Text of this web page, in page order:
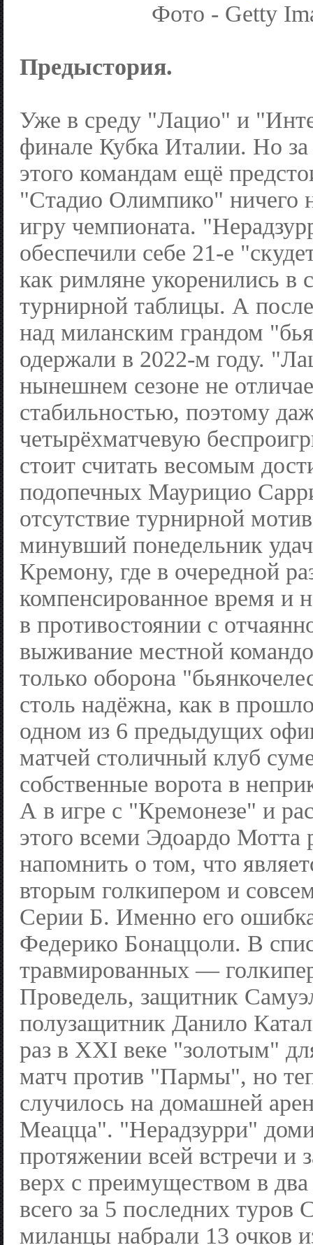
Фото - Getty
Предыстория.
Уже в среду "Лацио" и
финале Кубка Италии. Но
этого командам ещё
"Стадио Олимпико"
игру чемпионата.
обеспечили себе 21-е
как римляне укоренились в
турнирной таблицы. А
над миланским грандом
одержали в 2022-м году.
нынешнем сезоне не
стабильностью, поэтому
четырёхматчевую
стоит считать весомым
подопечных Маурицио
отсутствие турнирной
минувший понедельник
Кремону, где в очередной
компенсированное время и
в противостоянии с
выживание местной
только оборона
столь надёжна, как в
одном из 6 предыдущих
матчей столичный клуб
собственные ворота в
А в игре с "Кремонезе" и
этого всеми Эдоардо Мотта
напомнить о том, что
вторым голкипером и
Серии Б. Именно его
Федерико Бонаццоли. В
травмированных —
Проведель, защитник
полузащитник Данило
раз в XXI веке "золотым"
матч против "Пармы", но
случилось на домашней
Меацца". "Нерадзурри"
протяжении всей встречи и
верх с преимуществом в
всего за 5 последних туров
миланцы набрали 13 очков